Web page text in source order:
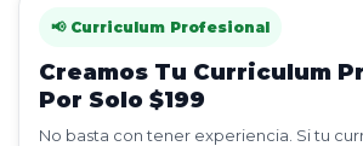
📢 Curriculum Profesional
Creamos Tu Curriculum
Por Solo $199
No basta con tener experiencia. Si tu